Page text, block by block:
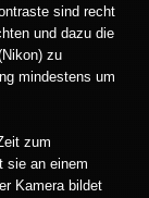
sind recht
und dazu die
zu
mindestens um
zum
sie an einem
Kamera bildet